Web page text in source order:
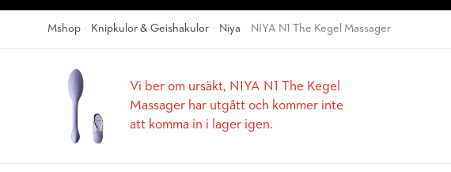
Mshop Knipkulor & Geishakulor Niya NIYA N1 The Kegel Massager
Vi ber om ursäkt, NIYA N1 The Kegel
Massager har utgått och kommer inte
att komma in i lager igen.